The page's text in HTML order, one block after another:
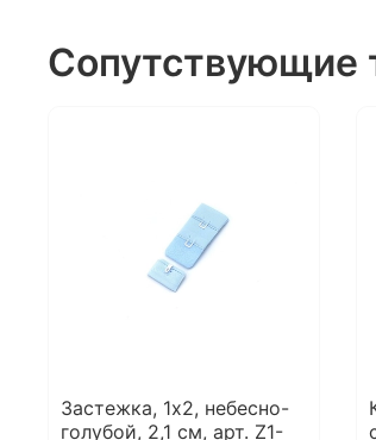
Сопутствующие
Застежка, 1х2, небесно-
голубой, 2,1 см, арт. Z1-